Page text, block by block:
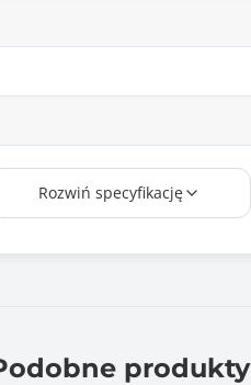
Rozwiń specyfikację
produkty